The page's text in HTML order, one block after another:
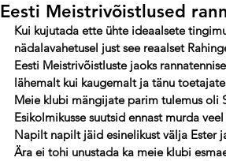
Eesti Meistrivõistlused
Kui kujutada ette ühte ideaalsete
nädalavahetusel just see reaalset
Eesti Meistrivõistluste jaoks
lähemalt kui kaugemalt ja tänu
Meie klubi mängijate parim tulemus oli
Esikolmikusse suutsid ennast murda
Napilt napilt jäid esinelikust välja Ester
Ära ei tohi unustada ka meie klubi